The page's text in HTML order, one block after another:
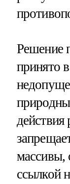
Решение
принято
массивы,
ссылкой